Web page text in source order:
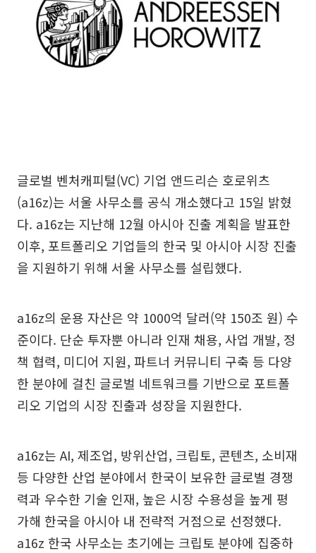
글로벌 벤처캐피털(VC) 기업 앤드리슨 호로위츠
(a16z)는 서울 사무소를 공식 개소했다고 15일 밝혔
다. a16z는 지난해 12월 아시아 진출 계획을 발표한
이후, 포트폴리오 기업들의 한국 및 아시아 시장 진출
을 지원하기 위해 서울 사무소를 설립했다.
a16z의 운용 자산은 약 1000억 달러(약 150조 원) 수
준이다. 단순 투자뿐 아니라 인재 채용, 사업 개발, 정
책 협력, 미디어 지원, 파트너 커뮤니티 구축 등 다양
한 분야에 걸친 글로벌 네트워크를 기반으로 포트폴
리오 기업의 시장 진출과 성장을 지원한다.
a16z는 AI, 제조업, 방위산업, 크립토, 콘텐츠, 소비재
등 다양한 산업 분야에서 한국이 보유한 글로벌 경쟁
력과 우수한 기술 인재, 높은 시장 수용성을 높게 평
가해 한국을 아시아 내 전략적 거점으로 선정했다.
a16z 한국 사무소는 초기에는 크립토 분야에 집중하